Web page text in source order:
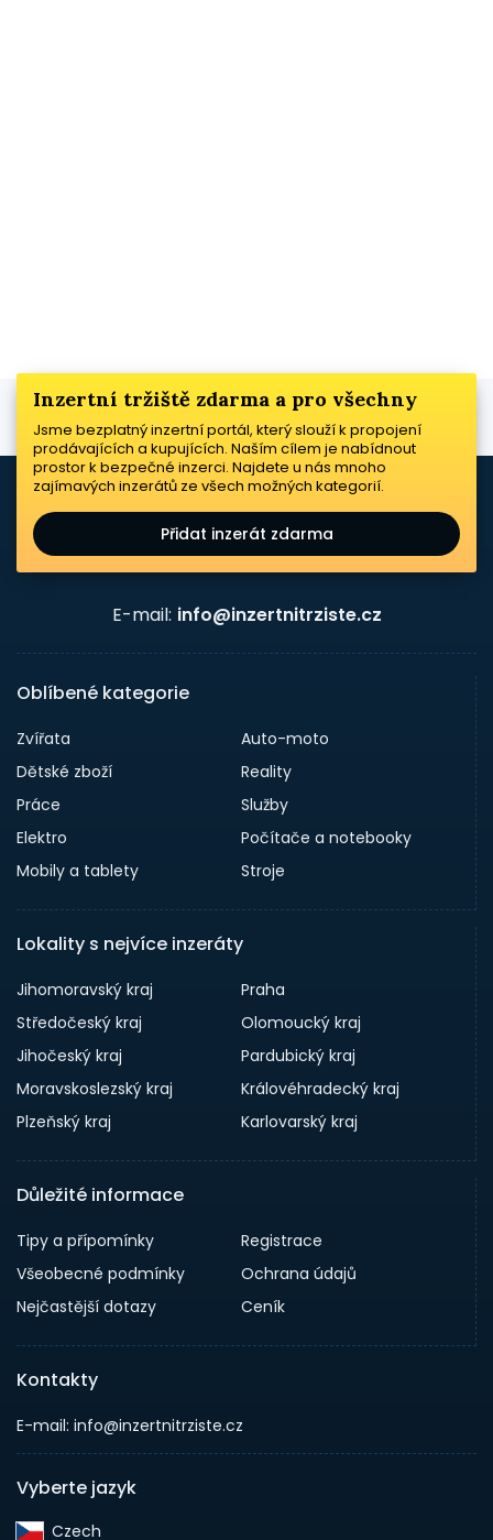
Inzertní tržiště zdarma a pro všechny
Jsme bezplatný inzertní portál, který slouží k propojení
prodávajících a kupujících. Naším cílem je nabídnout
prostor k bezpečné inzerci. Najdete u nás mnoho
zajímavých inzerátů ze všech možných kategorií.
Přidat inzerát zdarma
E-mail: info@inzertnitrziste.cz
Oblíbené kategorie
Zvířata
Auto-moto
Dětské zboží
Reality
Práce
Služby
Elektro
Počítače a notebooky
Mobily a tablety
Stroje
Lokality s nejvíce inzeráty
Jihomoravský kraj
Praha
Středočeský kraj
Olomoucký kraj
Jihočeský kraj
Pardubický kraj
Moravskoslezský kraj
Královéhradecký kraj
Plzeňský kraj
Karlovarský kraj
Důležité informace
Tipy a přípomínky
Registrace
Všeobecné podmínky
Ochrana údajů
Nejčastější dotazy
Ceník
Kontakty
E-mail: info@inzertnitrziste.cz
Vyberte jazyk
Czech‎